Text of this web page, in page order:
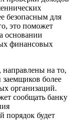
безопасным для
это поможет
основании
финансовых
направлены на то,
заемщиков более
организаций.
сообщать банку
порядок будет